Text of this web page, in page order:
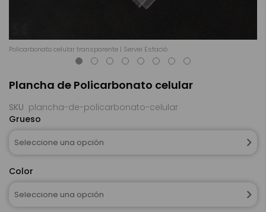
Plancha de Policarbonato celular
SKU plancha-de-policarbonato-celular
Grueso
Seleccione una opción
Color
Seleccione una opción
Policarbonato celular transparente | Servei Estació
al
de
la
de